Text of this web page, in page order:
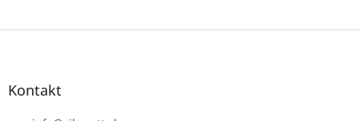
Z
Kontakt